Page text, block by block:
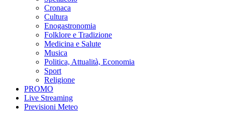
Cronaca
Cultura
Enogastronomia
Folklore e Tradizione
Medicina e Salute
Musica
Politica, Attualità, Economia
Sport
Religione
PROMO
Live Streaming
Previsioni Meteo